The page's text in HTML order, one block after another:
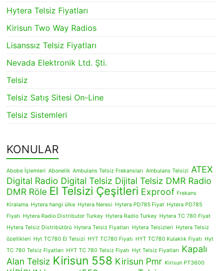
Hytera Telsiz Fiyatları
Kirisun Two Way Radios
Lisanssız Telsiz Fiyatları
Nevada Elektronik Ltd. Şti.
Telsiz
Telsiz Satış Sitesi On-Line
Telsiz Sistemleri
KONULAR
Abobe İşlemleri Abonelik Ambulans Telsiz Frekansları Ambulans Telsizi ATEX
Digital Radio Digital Telsiz Dijital Telsiz DMR Radio
DMR Röle El Telsizi Çeşitleri Exproof Frekans
Kiralama Hytera hangi ülke Hytera Neresi Hytera PD785 Fiyat Hytera PD785
Fiyatı Hytera Radio Distributor Turkey Hytera Radio Turkey Hytera TC 780 Fiyat
Hytera Telsiz Distribütörü Hytera Telsiz Fiyatları Hytera Telsizleri Hytera Telsiz
özellikleri Hyt TC780 El Telsizi HYT TC780 Fiyatı HYT TC780 Kulaklık Fiyatı Hyt
TC 780 Telsiz Fiyatları HYT TC 780 Telsiz Fiyatı Hyt Telsiz Fiyatları Kapalı
Alan Telsiz Kirisun 558 Kirisun Pmr Kirisun PT3600